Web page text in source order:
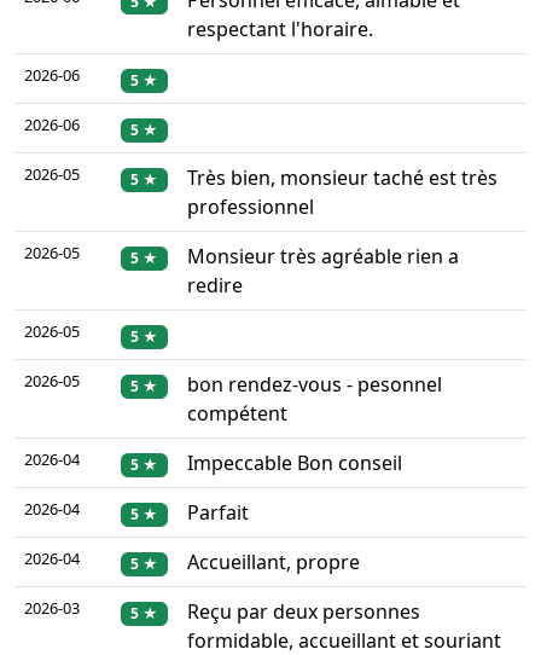
respectant l'horaire.
2026-06 5 ★
2026-06 5 ★
2026-05 5 ★
Très bien, monsieur taché est très
professionnel
2026-05 5 ★
Monsieur très agréable rien a
redire
2026-05 5 ★
2026-05 5 ★
bon rendez-vous - pesonnel
compétent
2026-04 5 ★ Impeccable Bon conseil
2026-04 5 ★ Parfait
2026-04 5 ★ Accueillant, propre
2026-03 5 ★
Reçu par deux personnes
formidable, accueillant et souriant